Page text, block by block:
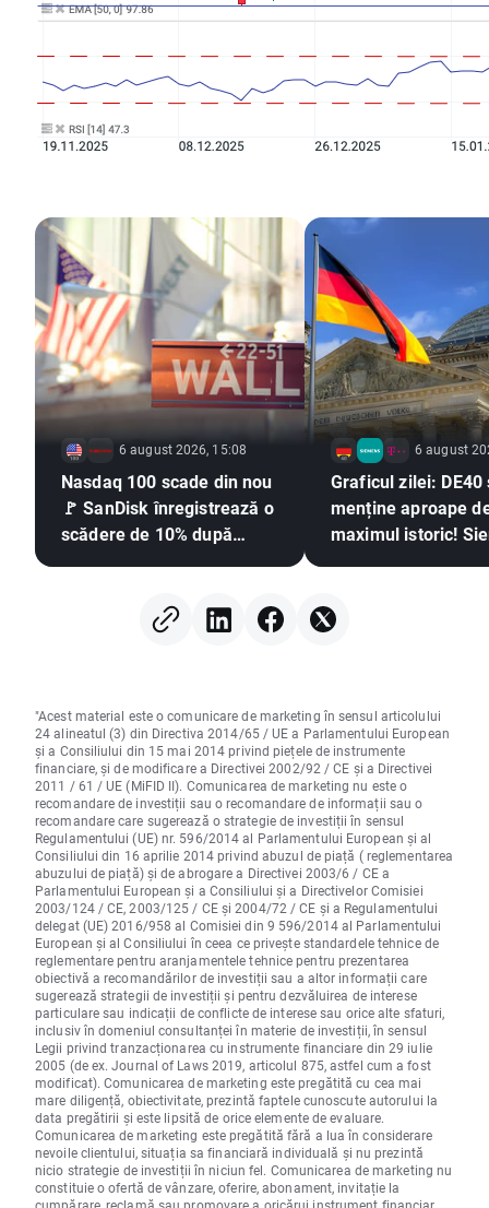
6 august 2026, 15:08
Nasdaq 100 scade din nou
🚩 SanDisk înregistrează o
scădere de 10% după
semiconductorilor se află
sub presiune
6 august
Graficul zilei: DE40
menține aproape
maximul istoric!
financiare!
"Acest material este o comunicare de marketing în sensul articolului
24 alineatul (3) din Directiva 2014/65 / UE a Parlamentului European
și a Consiliului din 15 mai 2014 privind piețele de instrumente
financiare, și de modificare a Directivei 2002/92 / CE și a Directivei
2011 / 61 / UE (MiFID II). Comunicarea de marketing nu este o
recomandare de investiții sau o recomandare de informații sau o
recomandare care sugerează o strategie de investiții în sensul
Regulamentului (UE) nr. 596/2014 al Parlamentului European și al
Consiliului din 16 aprilie 2014 privind abuzul de piață ( reglementarea
abuzului de piață) și de abrogare a Directivei 2003/6 / CE a
Parlamentului European și a Consiliului și a Directivelor Comisiei
2003/124 / CE, 2003/125 / CE și 2004/72 / CE și a Regulamentului
delegat (UE) 2016/958 al Comisiei din 9 596/2014 al Parlamentului
European și al Consiliului în ceea ce privește standardele tehnice de
reglementare pentru aranjamentele tehnice pentru prezentarea
obiectivă a recomandărilor de investiții sau a altor informații care
sugerează strategii de investiții și pentru dezvăluirea de interese
particulare sau indicații de conflicte de interese sau orice alte sfaturi,
inclusiv în domeniul consultanței în materie de investiții, în sensul
Legii privind tranzacționarea cu instrumente financiare din 29 iulie
2005 (de ex. Journal of Laws 2019, articolul 875, astfel cum a fost
modificat). Comunicarea de marketing este pregătită cu cea mai
mare diligență, obiectivitate, prezintă faptele cunoscute autorului la
data pregătirii și este lipsită de orice elemente de evaluare.
Comunicarea de marketing este pregătită fără a lua în considerare
nevoile clientului, situația sa financiară individuală și nu prezintă
nicio strategie de investiții în niciun fel. Comunicarea de marketing nu
constituie o ofertă de vânzare, oferire, abonament, invitație la